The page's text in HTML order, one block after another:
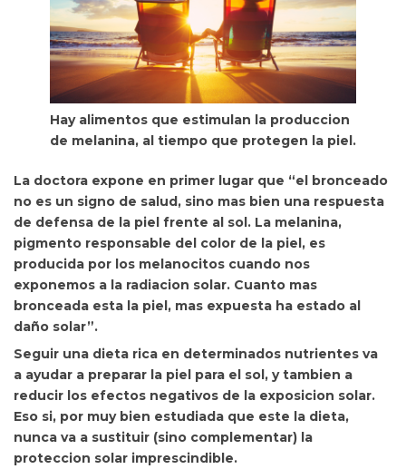
Hay alimentos que estimulan la produccion
de melanina, al tiempo que protegen la piel.
La doctora expone en primer lugar que “el bronceado
no es un signo de salud, sino mas bien una respuesta
de defensa de la piel frente al sol. La melanina,
pigmento responsable del color de la piel, es
producida por los melanocitos cuando nos
exponemos a la radiacion solar. Cuanto mas
bronceada esta la piel, mas expuesta ha estado al
daño solar”.
Seguir una dieta rica en determinados nutrientes va
a ayudar a preparar la piel para el sol, y tambien a
reducir los efectos negativos de la exposicion solar.
Eso si, por muy bien estudiada que este la dieta,
nunca va a sustituir (sino complementar) la
proteccion solar imprescindible.